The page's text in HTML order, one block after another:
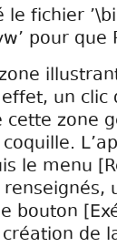
le fichier
pour
un
zone
le menu
bouton
de